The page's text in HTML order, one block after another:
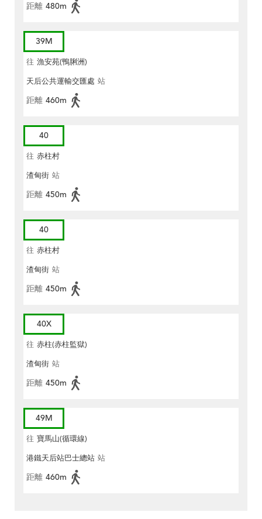
距離 480m
39M
往 漁安苑(鴨脷洲)
天后公共運輸交匯處 站
距離 460m
40
往 赤柱村
渣甸街 站
距離 450m
40
往 赤柱村
渣甸街 站
距離 450m
40X
往 赤柱(赤柱監獄)
渣甸街 站
距離 450m
49M
往 寶馬山(循環線)
港鐵天后站巴士總站 站
距離 460m